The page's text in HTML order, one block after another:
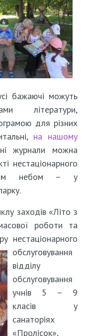
бажаючі можуть
літератури,
для різних
на нашому
журнали можна
нестаціонарного
небом – у
заходів «Літо з
роботи та
нестаціонарного
обслуговування
відділу
обслуговування
учнів 5 – 9
класів у
санаторіях
«Пролісок»,